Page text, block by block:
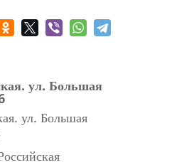
ул. Большая
ул. Большая